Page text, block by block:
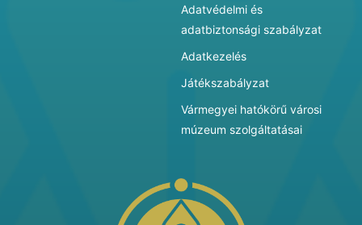
Adatvédelmi és
adatbiztonsági szabályzat
Adatkezelés
Játékszabályzat
Vármegyei hatókörű városi
múzeum szolgáltatásai